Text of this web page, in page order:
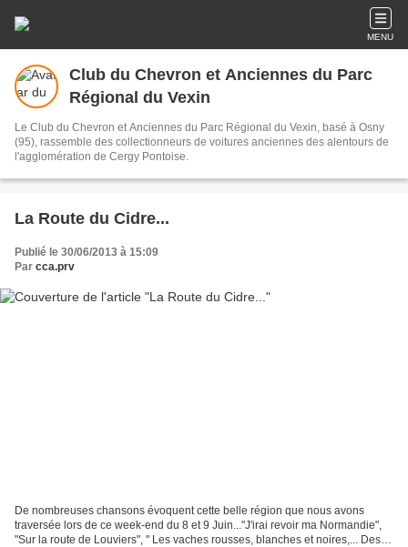
MENU
Club du Chevron et Anciennes du Parc
Régional du Vexin
Le Club du Chevron et Anciennes du Parc Régional du Vexin, basé à Osny
(95), rassemble des collectionneurs de voitures anciennes des alentours de
l'agglomération de Cergy Pontoise.
La Route du Cidre...
Publié le 30/06/2013 à 15:09
Par cca.prv
De nombreuses chansons évoquent cette belle région que nous avons
traversée lors de ce week-end du 8 et 9 Juin..."J'irai revoir ma Normandie",
"Sur la route de Louviers", " Les vaches rousses, blanches et noires,... Des